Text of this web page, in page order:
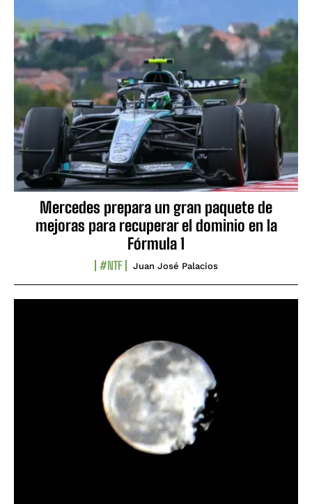
Mercedes prepara un gran paquete de
mejoras para recuperar el dominio en la
Fórmula 1
#NTF Juan José Palacios